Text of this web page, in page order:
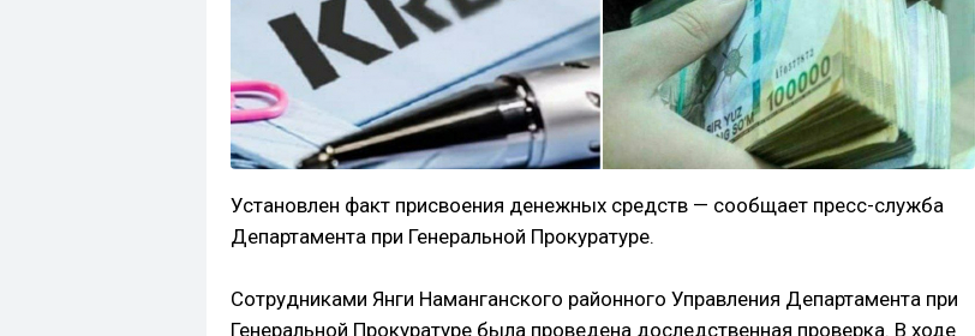
Установлен факт присвоения денежных средств — сообщает пресс-служба
Департамента при Генеральной Прокуратуре.
Сотрудниками Янги Наманганского районного Управления Департамента при
Генеральной Прокуратуре была проведена доследственная проверка. В ходе